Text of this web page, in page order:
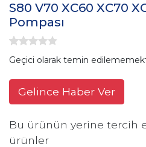
S80 V70 XC60 XC70
Pompası
Geçici olarak temin
Gelince Haber Ver
Bu ürünün yerine tercih
ürünler